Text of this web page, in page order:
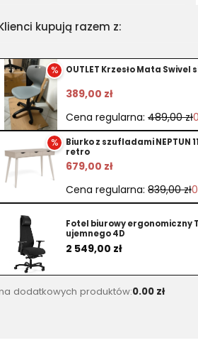
dla
Stolik
kawowy
Century
bielony
115x60x42
cm
kupują razem z:
% OUTLET Krzesło Mata Swivel
389,00 zł
Cena regularna: 489,00 zł
%
Biurko z szufladami NEPTUN
retro
679,00 zł
Cena regularna: 839,00 zł
Fotel biurowy ergonomiczny
ujemnego 4D
Cena
2 549,00 zł
dodatkowych produktów:0.00 zł